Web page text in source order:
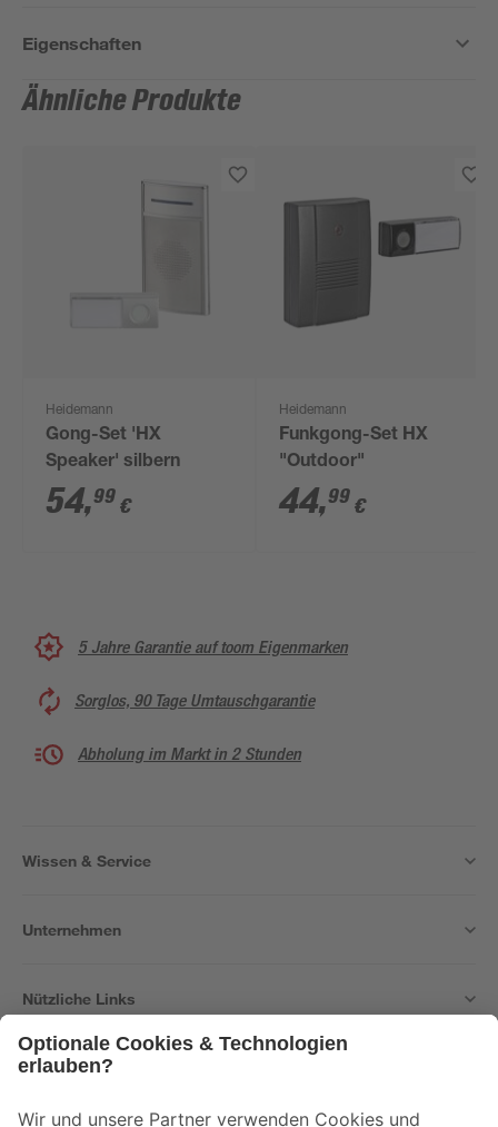
Eigenschaften
Ähnliche Produkte
Heidemann
Gong-Set 'HX
Speaker' silbern
54,99 €
Heidemann
Funkgong-Set HX
"Outdoor"
44,99 €
5 Jahre Garantie auf toom Eigenmarken
Sorglos, 90 Tage Umtauschgarantie
Abholung im Markt in 2 Stunden
Wissen & Service
Unternehmen
Nützliche Links
Der toom Newsletter: Keine Angebote und Aktionen mehr verpassen!